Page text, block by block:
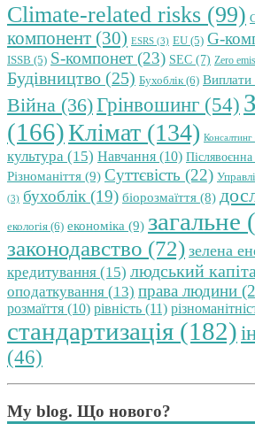
Climate-related risks (99)
компонент (30) ESRS (3) EU (5) G-
ISSB (5) S-компонет (23) SEC (7) Zero
Будівництво (25) Бухоблік(6) Виплати
Війна (36)Грінвошинг (54)
(166)Клімат (134) Консалтинг
культура (15) Навчання (10) Післявоєнна
Різноманіття (9) Суттєвість (22)
(3) бухоблік (19) біорозмаїття (8)
екологія (6) економіка (9) загальне
законодавство (72) зелена
кредитування (15) людський
оподаткування (13) права людини
розмаїття (10) рівність (11)
стандартизація (182)
(46)
My blog. Що нового?